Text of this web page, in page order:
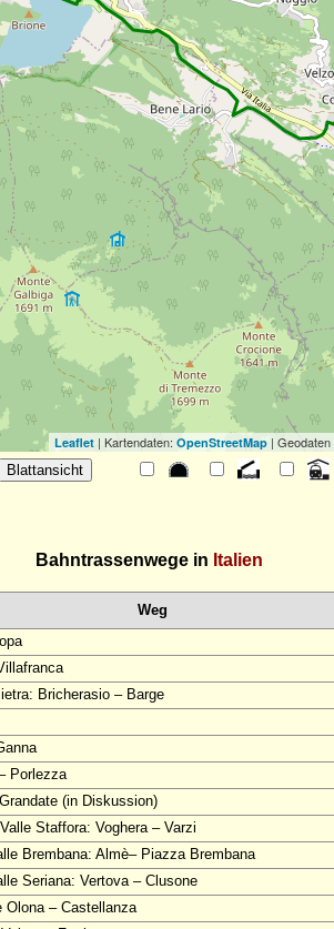
Leaflet| Kartendaten: OpenStreetMap| Geodaten
Bahntrassenwege in Italien
Weg
Bricherasio – Barge
Porlezza
(in Diskussion)
Staffora: Voghera – Varzi
Brembana: Almè– Piazza Brembana
Seriana: Vertova – Clusone
Olona – Castellanza